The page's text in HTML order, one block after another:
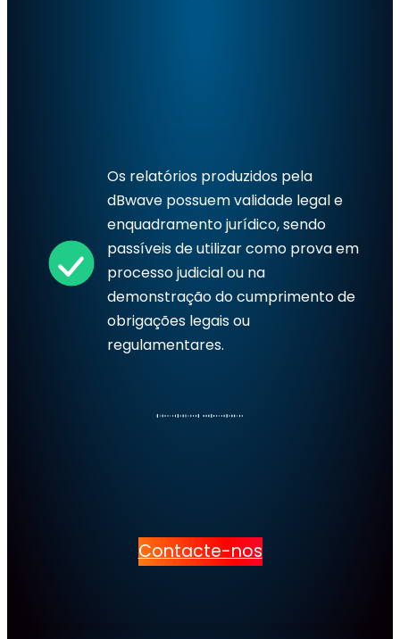
Os relatórios produzidos pela
dBwave possuem validade legal e
enquadramento jurídico, sendo
passíveis de utilizar como prova em
processo judicial ou na
demonstração do cumprimento de
obrigações legais ou
regulamentares.
Contacte-nos